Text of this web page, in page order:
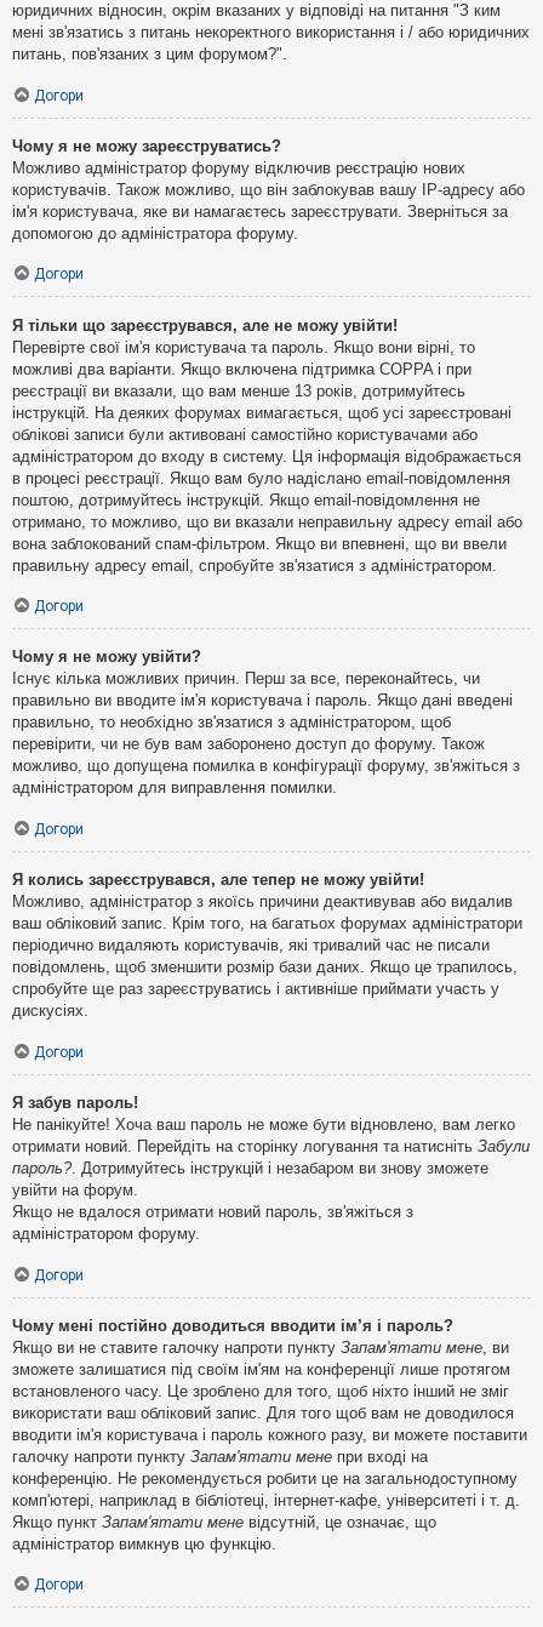
юридичних відносин, окрім вказаних у відповіді на питання "З ким
мені зв'язатись з питань некоректного використання і / або юридичних
питань, пов'язаних з цим форумом?".
Догори
Чому я не можу зареєструватись?
Можливо адміністратор форуму відключив реєстрацію нових
користувачів. Також можливо, що він заблокував вашу IP-адресу або
ім'я користувача, яке ви намагаєтесь зареєструвати. Зверніться за
допомогою до адміністратора форуму.
Догори
Я тільки що зареєструвався, але не можу увійти!
Перевірте свої ім'я користувача та пароль. Якщо вони вірні, то
можливі два варіанти. Якщо включена підтримка COPPA і при
реєстрації ви вказали, що вам менше 13 років, дотримуйтесь
інструкцій. На деяких форумах вимагається, щоб усі зареєстровані
облікові записи були активовані самостійно користувачами або
адміністратором до входу в систему. Ця інформація відображається
в процесі реєстрації. Якщо вам було надіслано email-повідомлення
поштою, дотримуйтесь інструкцій. Якщо email-повідомлення не
отримано, то можливо, що ви вказали неправильну адресу email або
вона заблокований спам-фільтром. Якщо ви впевнені, що ви ввели
правильну адресу email, спробуйте зв'язатися з адміністратором.
Догори
Чому я не можу увійти?
Існує кілька можливих причин. Перш за все, переконайтесь, чи
правильно ви вводите ім'я користувача і пароль. Якщо дані введені
правильно, то необхідно зв'язатися з адміністратором, щоб
перевірити, чи не був вам заборонено доступ до форуму. Також
можливо, що допущена помилка в конфігурації форуму, зв'яжіться з
адміністратором для виправлення помилки.
Догори
Я колись зареєструвався, але тепер не можу увійти!
Можливо, адміністратор з якоїсь причини деактивував або видалив
ваш обліковий запис. Крім того, на багатьох форумах адміністратори
періодично видаляють користувачів, які тривалий час не писали
повідомлень, щоб зменшити розмір бази даних. Якщо це трапилось,
спробуйте ще раз зареєструватись і активніше приймати участь у
дискусіях.
Догори
Я забув пароль!
Не панікуйте! Хоча ваш пароль не може бути відновлено, вам легко
отримати новий. Перейдіть на сторінку логування та натисніть Забули
пароль?. Дотримуйтесь інструкцій і незабаром ви знову зможете
увійти на форум.
Якщо не вдалося отримати новий пароль, зв'яжіться з
адміністратором форуму.
Догори
Чому мені постійно доводиться вводити ім’я і пароль?
Якщо ви не ставите галочку напроти пункту Запам'ятати мене , ви
зможете залишатися під своїм ім'ям на конференції лише протягом
встановленого часу. Це зроблено для того, щоб ніхто інший не зміг
використати ваш обліковий запис. Для того щоб вам не доводилося
вводити ім'я користувача і пароль кожного разу, ви можете поставити
галочку напроти пункту Запам'ятати мене при вході на
конференцію. Не рекомендується робити це на загальнодоступному
комп'ютері, наприклад в бібліотеці, інтернет-кафе, університеті і т. д.
Якщо пункт Запам'ятати мене відсутній, це означає, що
адміністратор вимкнув цю функцію.
Догори